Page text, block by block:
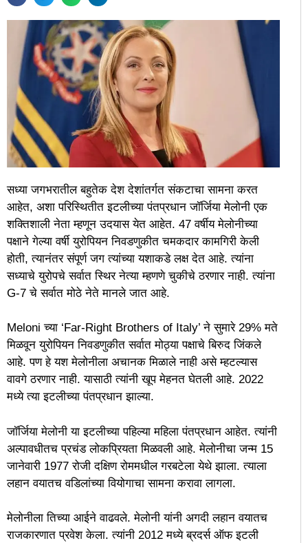
सध्या जगभरातील बहुतेक देश देशांतर्गत संकटाचा सामना करत
आहेत, अशा परिस्थितीत इटलीच्या पंतप्रधान जॉर्जिया मेलोनी एक
शक्तिशाली नेता म्हणून उदयास येत आहेत. 47 वर्षीय मेलोनीच्या
पक्षाने गेल्या वर्षी युरोपियन निवडणुकीत चमकदार कामगिरी केली
होती, त्यानंतर संपूर्ण जग त्यांच्या यशाकडे लक्ष देत आहे. त्यांना
सध्याचे युरोपचे सर्वात स्थिर नेत्या म्हणणे चुकीचे ठरणार नाही. त्यांना
G-7 चे सर्वात मोठे नेते मानले जात आहे.
Meloni च्या ‘Far-Right Brothers of Italy’ ने सुमारे 29% मते
मिळवून युरोपियन निवडणुकीत सर्वात मोठ्या पक्षाचे बिरुद जिंकले
आहे. पण हे यश मेलोनीला अचानक मिळाले नाही असे म्हटल्यास
वावगे ठरणार नाही. यासाठी त्यांनी खूप मेहनत घेतली आहे. 2022
मध्ये त्या इटलीच्या पंतप्रधान झाल्या.
जॉर्जिया मेलोनी या इटलीच्या पहिल्या महिला पंतप्रधान आहेत. त्यांनी
अल्पावधीतच प्रचंड लोकप्रियता मिळवली आहे. मेलोनीचा जन्म 15
जानेवारी 1977 रोजी दक्षिण रोममधील गरबटेला येथे झाला. त्याला
लहान वयातच वडिलांच्या वियोगाचा सामना करावा लागला.
मेलोनीला तिच्या आईने वाढवले. मेलोनी यांनी अगदी लहान वयातच
राजकारणात प्रवेश केला. त्यांनी 2012 मध्ये ब्रदर्स ऑफ इटली